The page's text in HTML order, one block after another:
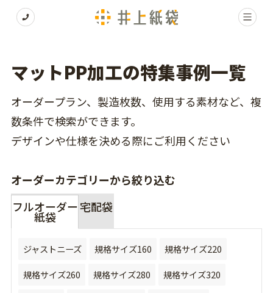
マットPP加工の特集事例一覧
オーダープラン、製造枚数、使用する素材など、複
数条件で検索ができます。
デザインや仕様を決める際にご利用ください
オーダーカテゴリーから絞り込む
フルオーダー
紙袋
宅配袋
ジャストニーズ 規格サイズ160
規格サイズ220
規格サイズ260
規格サイズ280
規格サイズ320